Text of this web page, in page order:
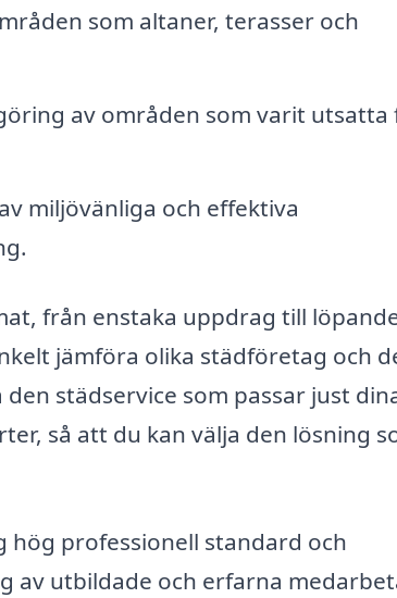
som altaner, terasser och
av områden som varit utsatta
miljövänliga och effektiva
från enstaka uppdrag till
jämföra olika städföretag och
städservice som passar just
så att du kan välja den lösning
professionell standard och
av utbildade och erfarna